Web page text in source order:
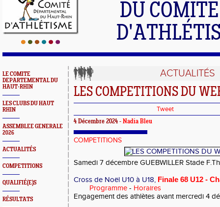
DU
LE COMITE
DEPARTEMENTAL DU
HAUT-RHIN
LES CLUBS DU HAUT
RHIN
ASSEMBLEE GENERALE
2026
ACTUALITÉS
COMPETITIONS
QUALIFIÉ(E)S
RÉSULTATS
ACTUALITÉS
LES COMPETITIONS DU
Tweet
4 Décembre 2024 - Nadia Bleu
COMPETITIONS
Samedi 7 décembre GUEBWILLER Stade
Cross de Noël U10 à U18, Finale 68 U12 -
Programme - Horaires
Engagement des athlètes avant mercredi 4